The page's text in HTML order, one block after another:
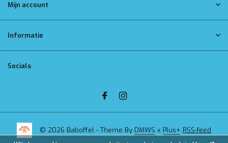
Mijn account
Informatie
Socials
© 2026 Baboffel - Theme By DMWS x Plus+ RSS-feed